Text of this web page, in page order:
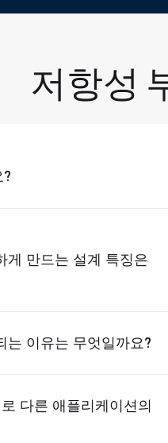
저항성
게 만드는 설계 특징은
는 이유는 무엇일까요?
다른 애플리케이션의